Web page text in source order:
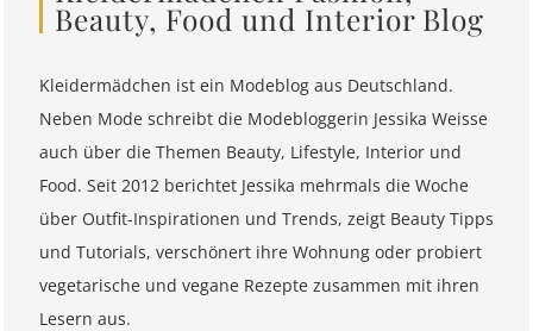
Beauty, Food und Interior Blog
Kleidermädchen ist ein Modeblog aus Deutschland.
Neben Mode schreibt die Modebloggerin Jessika Weisse
auch über die Themen Beauty, Lifestyle, Interior und
Food. Seit 2012 berichtet Jessika mehrmals die Woche
über Outfit-Inspirationen und Trends, zeigt Beauty Tipps
und Tutorials, verschönert ihre Wohnung oder probiert
vegetarische und vegane Rezepte zusammen mit ihren
Lesern aus.